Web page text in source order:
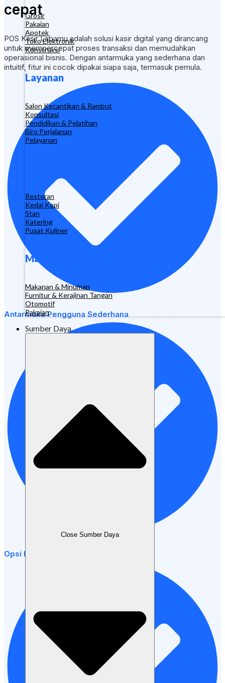
Grosir
Pakaian
Apotek
Toko Elektronik
Konstruksi
Layanan
Salon Kecantikan & Rambut
Konsultasi
Pendidikan & Pelatihan
Biro Perjalanan
Pelayanan
Restoran
Kedai Kopi
Stan
Katering
Pusat Kuliner
Manufaktur
Makanan & Minuman
Furnitur & Kerajinan Tangan
Otomotif
Pakaian
Sumber Daya
Close Sumber Daya
cepat
POS Kasir Labamu adalah solusi kasir digital yang dirancang
untuk mempercepat proses transaksi dan memudahkan
operasional bisnis. Dengan antarmuka yang sederhana dan
intuitif, fitur ini cocok dipakai siapa saja, termasuk pemula.
Antarmuka Pengguna Sederhana
Opsi Pembayaran Fleksibel